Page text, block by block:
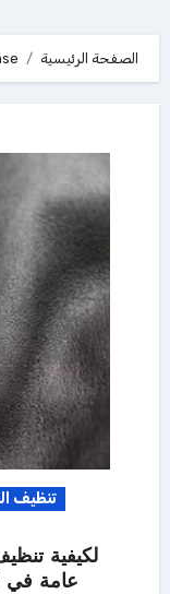
الصفحة الرئيسية
تنظيف
لكيفية
عامة في